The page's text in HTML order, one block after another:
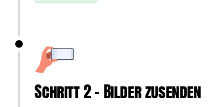
Schritt 2 – Bilder zusenden